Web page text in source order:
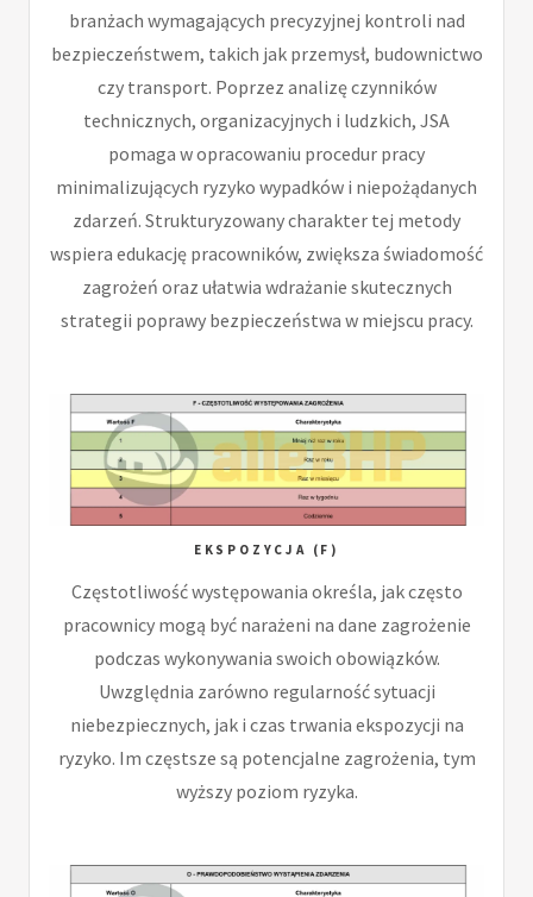
branżach wymagających precyzyjnej kontroli nad
bezpieczeństwem, takich jak przemysł, budownictwo
czy transport. Poprzez analizę czynników
technicznych, organizacyjnych i ludzkich, JSA
pomaga w opracowaniu procedur pracy
minimalizujących ryzyko wypadków i niepożądanych
zdarzeń. Strukturyzowany charakter tej metody
wspiera edukację pracowników, zwiększa świadomość
zagrożeń oraz ułatwia wdrażanie skutecznych
strategii poprawy bezpieczeństwa w miejscu pracy.
EKSPOZYCJA (F)
Częstotliwość występowania określa, jak często
pracownicy mogą być narażeni na dane zagrożenie
podczas wykonywania swoich obowiązków.
Uwzględnia zarówno regularność sytuacji
niebezpiecznych, jak i czas trwania ekspozycji na
ryzyko. Im częstsze są potencjalne zagrożenia, tym
wyższy poziom ryzyka.